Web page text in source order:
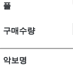
플
구매수량
악보명